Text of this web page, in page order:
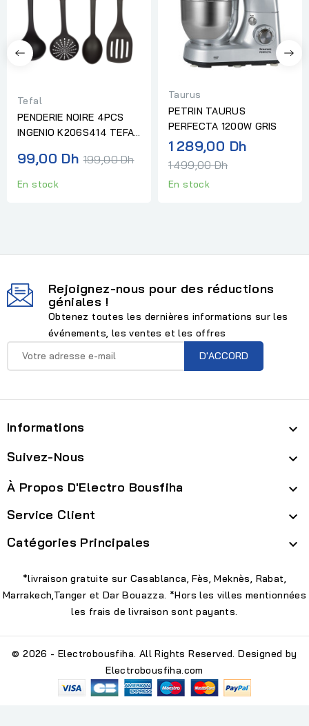
Tefal
PENDERIE NOIRE 4PCS
INGENIO K206S414 TEFAL
99,00 Dh Prix
199,00 Dh
En stock
Taurus
PETRIN TAURUS
PERFECTA 1200W GRIS
1 289,00 DhPrix
1 499,00 Dh
En stock
Rejoignez-nous pour des réductions
géniales !
Obtenez toutes les dernières informations sur les
événements, les ventes et les offres
Informations 
Suivez-Nous 
À Propos D'Electro Bousfiha 
Service Client 
Catégories Principales 
*livraison gratuite sur Casablanca, Fès, Meknès, Rabat,
Marrakech,Tanger et Dar Bouazza. *Hors les villes mentionnées
les frais de livraison sont payants.
© 2026 - Electrobousfiha. All Rights Reserved. Designed by
Electrobousfiha.com